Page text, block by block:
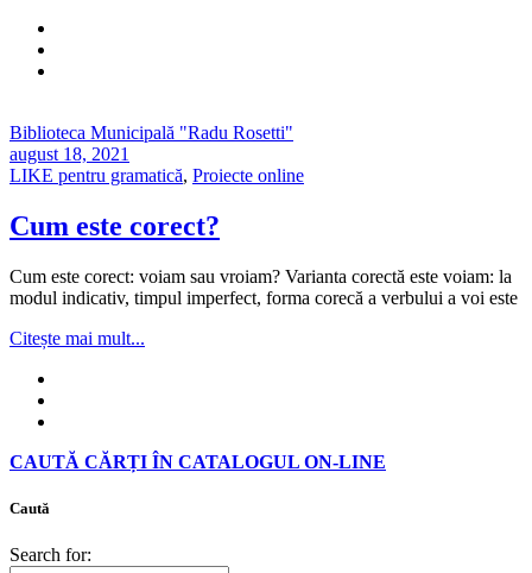
Biblioteca Municipală "Radu Rosetti"
august 18, 2021
LIKE pentru gramatică, Proiecte online
Cum este corect?
Cum este corect: voiam sau vroiam? Varianta corectă este voiam: la
modul indicativ, timpul imperfect, forma corecă a verbului a voi este
Citește mai mult...
CAUTĂ CĂRȚI ÎN CATALOGUL ON-LINE
Caută
Search for: